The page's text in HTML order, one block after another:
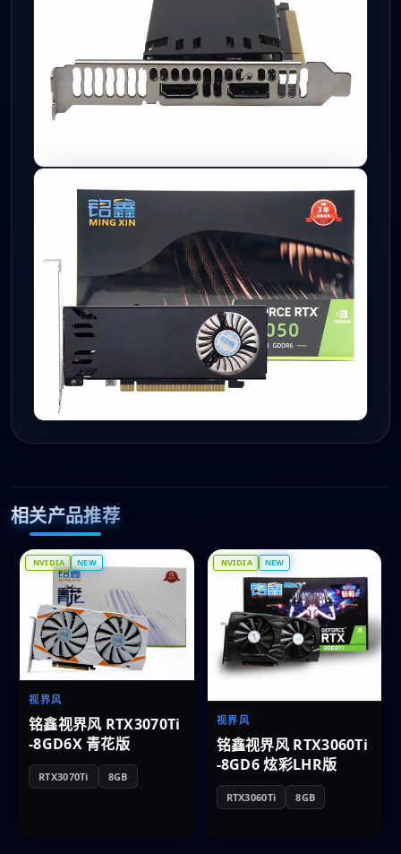
相关产品推荐
NVIDIA NEW
视界风
铭鑫视界风 RTX3070Ti
-8GD6X 青花版
RTX3070Ti 8GB
NVIDIA NEW
视界风
铭鑫视界风 RTX3060Ti
-8GD6 炫彩LHR版
RTX3060Ti 8GB